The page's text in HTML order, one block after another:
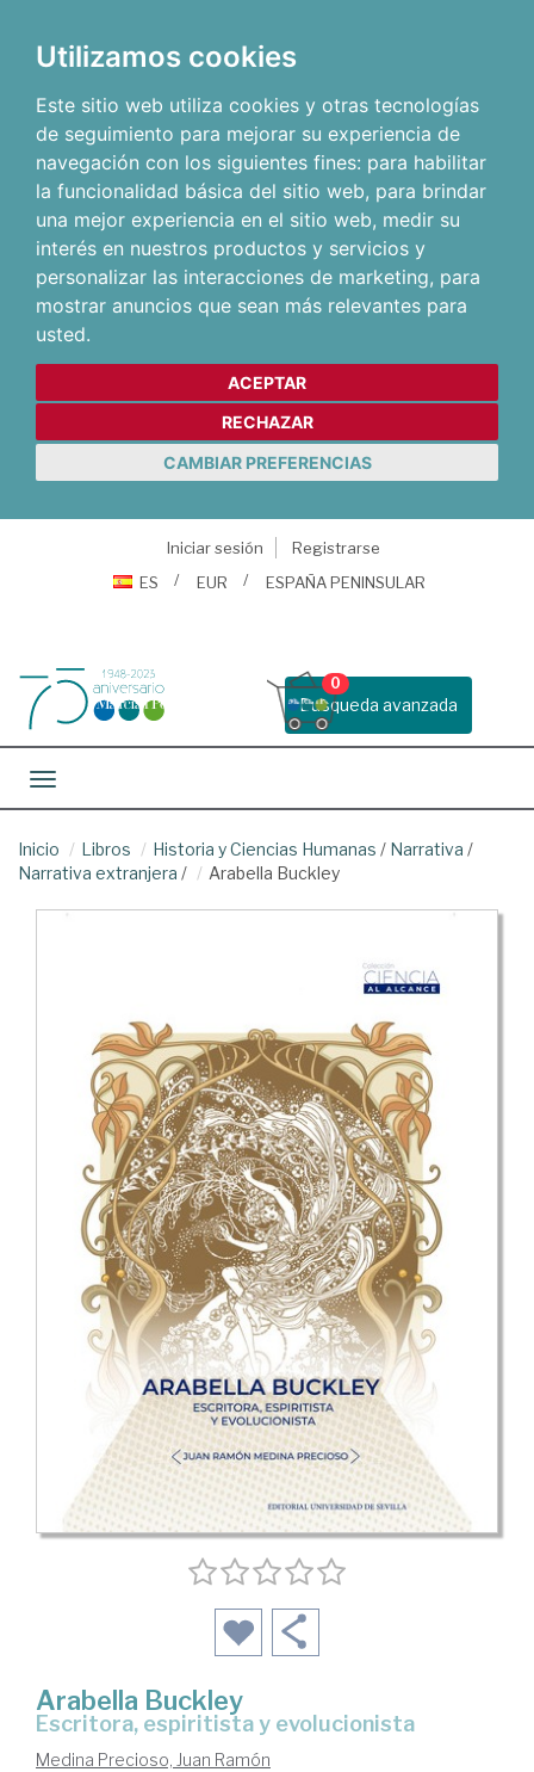
Utilizamos cookies
Este sitio web utiliza cookies y otras tecnologías
de seguimiento para mejorar su experiencia de
navegación con los siguientes fines: para habilitar
la funcionalidad básica del sitio web, para brindar
una mejor experiencia en el sitio web, medir su
interés en nuestros productos y servicios y
personalizar las interacciones de marketing, para
mostrar anuncios que sean más relevantes para
usted.
ACEPTAR
RECHAZAR
CAMBIAR PREFERENCIAS
Iniciar sesión
Registrarse
ES
EUR ESPAÑA PENINSULAR
Busqueda avanzada
0
Toggle navigation
Inicio Libros Historia y Ciencias Humanas / Narrativa /
Narrativa extranjera / Arabella Buckley
Arabella Buckley
Escritora, espiritista y evolucionista
Medina Precioso, Juan Ramón